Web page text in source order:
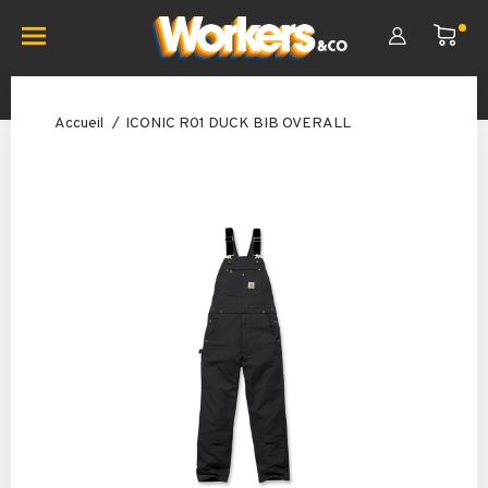
Accueil ICONIC R01 DUCK BIB OVERALL